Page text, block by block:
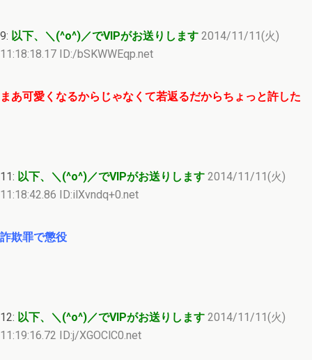
9: 以下、＼(^o^)／でVIPがお送りします 2014/11/11(火)
11:18:18.17 ID:/bSKWWEqp.net
まあ可愛くなるからじゃなくて若返るだからちょっと許した
11: 以下、＼(^o^)／でVIPがお送りします 2014/11/11(火)
11:18:42.86 ID:ilXvndq+0.net
詐欺罪で懲役
12: 以下、＼(^o^)／でVIPがお送りします 2014/11/11(火)
11:19:16.72 ID:j/XGOClC0.net